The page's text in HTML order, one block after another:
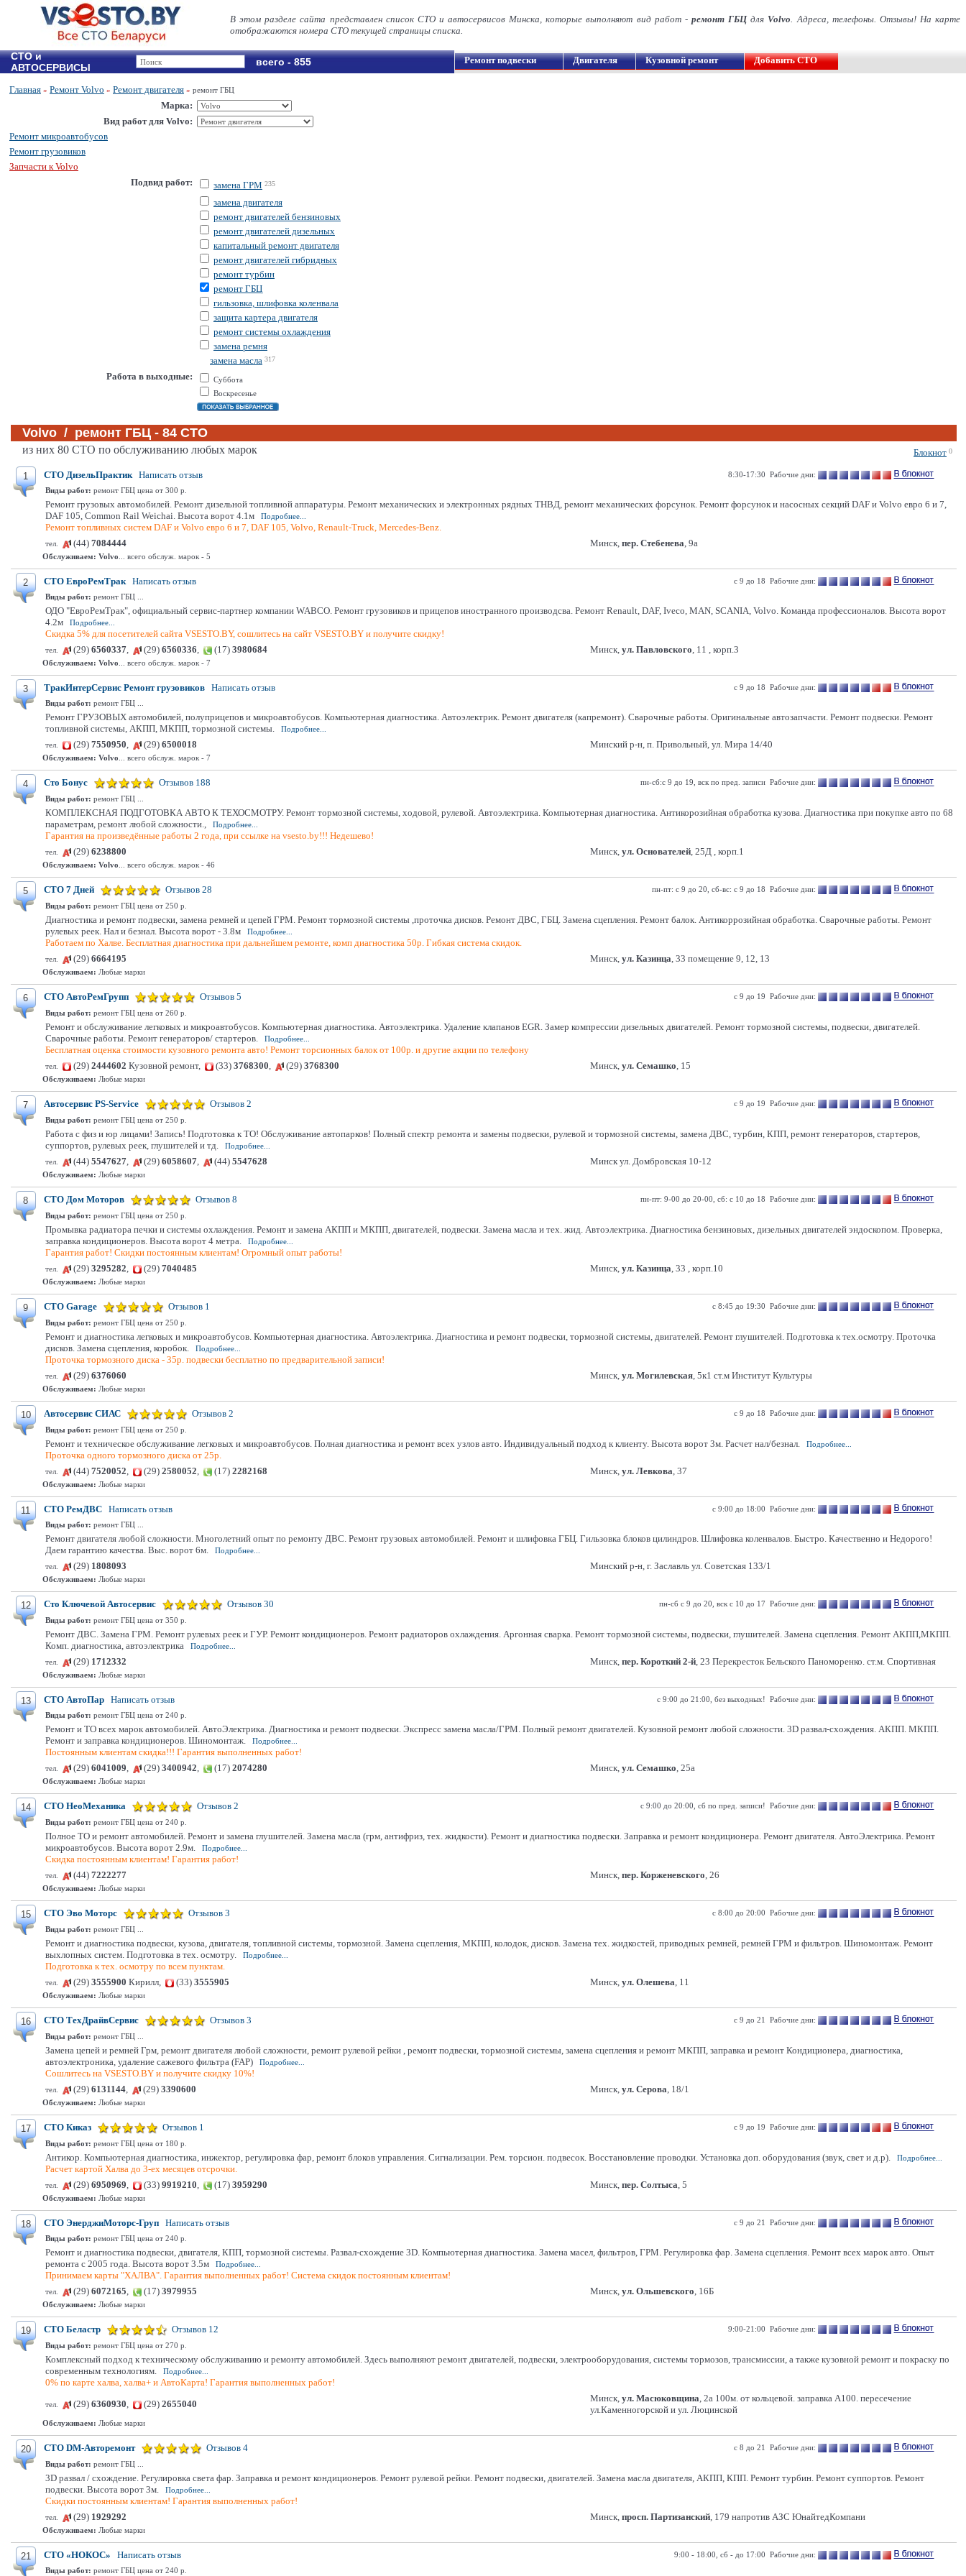
В этом разделе сайта представлен список СТО и автосервисов Минска, которые выполняют вид работ - ремонт ГБЦдля Volvo. Адреса, телефоны. Отзывы! На карте
отображаются номера СТО текущей страницы списка.
СТО и
АВТОСЕРВИСЫ
всего - 855 Ремонт подвески Двигателя Кузовной ремонт Добавить СТО
Главная » Ремонт Volvo » Ремонт двигателя » ремонт ГБЦ
Марка:
Вид работ для Volvo:
Ремонт микроавтобусов
Ремонт грузовиков
Запчасти к Volvo
Подвид работ:
замена ГРМ 235
замена двигателя
ремонт двигателей бензиновых
ремонт двигателей дизельных
капитальный ремонт двигателя
ремонт двигателей гибридных
ремонт турбин
ремонт ГБЦ
гильзовка, шлифовка коленвала
защита картера двигателя
ремонт системы охлаждения
замена ремня
замена масла 317
Работа в выходные:
Суббота
Воскресенье
Volvo / ремонт ГБЦ - 84 СТО
Блокнот 0
из них 80 СТО по обслуживанию любых марок
1 СТО ДизельПрактик Написать отзыв
8:30-17:30 Рабочие дни:
Виды работ: ремонт ГБЦ цена от 300 р.
Ремонт грузовых автомобилей. Ремонт дизельной топливной аппаратуры. Ремонт механических и электронных рядных ТНВД, ремонт механических форсунок. Ремонт форсунок и насосных секций DAF и Volvo евро 6 и 7,
DAF 105, Сommon Rail Weichai. Высота ворот 4.1м
Подробнее...
Ремонт топливных систем DAF и Volvo евро 6 и 7, DAF 105, Volvo, Renault-Truck, Mercedes-Benz.
тел. (44) 7084444 Минск, пер. Стебенева, 9а
Обслуживаем: Volvo ... всего обслуж. марок - 5
2 СТО ЕвроРемТрак Написать отзыв
с 9 до 18 Рабочие дни:
Виды работ: ремонт ГБЦ ...
ОДО "ЕвроРемТрак", официальный сервис-партнер компании WABCO. Ремонт грузовиков и прицепов иностранного производсва. Ремонт Renault, DAF, Iveco, MAN, SCANIA, Volvo. Команда профессионалов. Высота ворот
4.2м
Подробнее...
Скидка 5% для посетителей сайта VSESTO.BY, сошлитесь на сайт VSESTO.BY и получите скидку!
тел. (29) 6560337, (29) 6560336, (17) 3980684 Минск, ул. Павловского, 11 , корп.3
Обслуживаем: Volvo ... всего обслуж. марок - 7
3 ТракИнтерСервис Ремонт грузовиков Написать отзыв
с 9 до 18 Рабочие дни:
Виды работ: ремонт ГБЦ ...
Ремонт ГРУЗОВЫХ автомобилей, полуприцепов и микроавтобусов. Компьютерная диагностика. Автоэлектрик. Ремонт двигателя (капремонт). Сварочные работы. Оригинальные автозапчасти. Ремонт подвески. Ремонт
топливной системы, АКПП, МКПП, тормозной системы.
Подробнее...
тел.
(29) 7550950, (29) 6500018 Минский р-н, п. Привольный, ул. Мира 14/40
Обслуживаем: Volvo ... всего обслуж. марок - 7
4 Сто Бонус Отзывов 188
пн-сб:с 9 до 19, вск по пред. записи Рабочие дни:
Виды работ: ремонт ГБЦ ...
КОМПЛЕКСНАЯ ПОДГОТОВКА АВТО К ТЕХОСМОТРУ. Ремонт тормозной системы, ходовой, рулевой. Автоэлектрика. Компьютерная диагностика. Антикорозийная обработка кузова. Диагностика при покупке авто по 68
параметрам, ремонт любой сложности.,
Подробнее...
Гарантия на произведённые работы 2 года, при ссылке на vsesto.by!!! Недешево!
тел. (29) 6238800 Минск, ул. Основателей, 25Д , корп.1
Обслуживаем: Volvo ... всего обслуж. марок - 46
5 СТО 7 Дней Отзывов 28
пн-пт: с 9 до 20, сб-вс: с 9 до 18 Рабочие дни:
Виды работ: ремонт ГБЦ цена от 250 р.
Диагностика и ремонт подвески, замена ремней и цепей ГРМ. Ремонт тормозной системы ,проточка дисков. Ремонт ДВС, ГБЦ. Замена сцепления. Ремонт балок. Антикоррозийная обработка. Сварочные работы. Ремонт
рулевых реек. Нал и безнал. Высота ворот - 3.8м
Подробнее...
Работаем по Халве. Бесплатная диагностика при дальнейшем ремонте, комп диагностика 50р. Гибкая система скидок.
тел. (29) 6664195 Минск, ул. Казинца, 33 помещение 9, 12, 13
Обслуживаем: Любые марки
6 СТО АвтоРемГрупп Отзывов 5
с 9 до 19 Рабочие дни:
Виды работ: ремонт ГБЦ цена от 260 р.
Ремонт и обслуживание легковых и микроавтобусов. Компьютерная диагностика. Автоэлектрика. Удаление клапанов EGR. Замер компрессии дизельных двигателей. Ремонт тормозной системы, подвески, двигателей.
Сварочные работы. Ремонт генераторов/ стартеров.
Подробнее...
Бесплатная оценка стоимости кузовного ремонта авто! Ремонт торсионных балок от 100р. и другие акции по телефону
тел. (29) 2444602 Кузовной ремонт, (33) 3768300, (29) 3768300 Минск, ул. Семашко, 15
Обслуживаем: Любые марки
7 Автосервис PS-Service Отзывов 2
с 9 до 19 Рабочие дни:
Виды работ: ремонт ГБЦ цена от 250 р.
Работа с физ и юр лицами! Запись! Подготовка к ТО! Обслуживание автопарков! Полный спектр ремонта и замены подвески, рулевой и тормозной системы, замена ДВС, турбин, КПП, ремонт генераторов, стартеров,
суппортов, рулевых реек, глушителей и тд.
Подробнее...
тел.
(44) 5547627, (29) 6058607, (44) 5547628 Минск ул. Домбровская 10-12
Обслуживаем: Любые марки
8 СТО Дом Моторов Отзывов 8
пн-пт: 9-00 до 20-00, сб: с 10 до 18 Рабочие дни:
Виды работ: ремонт ГБЦ цена от 250 р.
Промывка радиатора печки и системы охлаждения. Ремонт и замена АКПП и МКПП, двигателей, подвески. Замена масла и тех. жид. Автоэлектрика. Диагностика бензиновых, дизельных двигателей эндоскопом. Проверка,
заправка кондиционеров. Высота ворот 4 метра.
Подробнее...
Гарантия работ! Скидки постоянным клиентам! Огромный опыт работы!
тел. (29) 3295282, (29) 7040485 Минск, ул. Казинца, 33 , корп.10
Обслуживаем: Любые марки
9 СТО Garage Отзывов 1
с 8:45 до 19:30 Рабочие дни:
Виды работ: ремонт ГБЦ цена от 250 р.
Ремонт и диагностика легковых и микроавтобусов. Компьютерная диагностика. Автоэлектрика. Диагностика и ремонт подвески, тормозной системы, двигателей. Ремонт глушителей. Подготовка к тех.осмотру. Проточка
дисков. Замена сцепления, коробок.
Подробнее...
Проточка тормозного диска - 35р. подвески бесплатно по предварительной записи!
тел. (29) 6376060 Минск, ул. Могилевская, 5к1 ст.м Институт Культуры
Обслуживаем: Любые марки
10 Автосервис СИАС Отзывов 2
с 9 до 18 Рабочие дни:
Виды работ: ремонт ГБЦ цена от 250 р.
Ремонт и техническое обслуживание легковых и микроавтобусов. Полная диагностика и ремонт всех узлов авто. Индивидуальный подход к клиенту. Высота ворот 3м. Расчет нал/безнал. Подробнее...
Проточка одного тормозного диска от 25р.
тел. (44) 7520052, (29) 2580052, (17) 2282168 Минск, ул. Левкова, 37
Обслуживаем: Любые марки
11 СТО РемДВС Написать отзыв
с 9:00 до 18:00 Рабочие дни:
Виды работ: ремонт ГБЦ ...
Ремонт двигателя любой сложности. Многолетний опыт по ремонту ДВС. Ремонт грузовых автомобилей. Ремонт и шлифовка ГБЦ. Гильзовка блоков цилиндров. Шлифовка коленвалов. Быстро. Качественно и Недорого!
Даем гарантию качества. Выс. ворот 6м.
Подробнее...
тел.
(29) 1808093 Минский р-н, г. Заславль ул. Советская 133/1
Обслуживаем: Любые марки
12 Сто Ключевой Автосервис Отзывов 30
пн-сб с 9 до 20, вск с 10 до 17 Рабочие дни:
Виды работ: ремонт ГБЦ цена от 350 р.
Ремонт ДВС. Замена ГРМ. Ремонт рулевых реек и ГУР. Ремонт кондиционеров. Ремонт радиаторов охлаждения. Аргонная сварка. Ремонт тормозной системы, подвески, глушителей. Замена сцепления. Ремонт АКПП,МКПП.
Комп. диагностика, автоэлектрика
Подробнее...
тел.
(29) 1712332 Минск, пер. Короткий 2-й, 23 Перекресток Бельского Паноморенко. ст.м. Спортивная
Обслуживаем: Любые марки
13 СТО АвтоПар Написать отзыв
с 9:00 до 21:00, без выходных! Рабочие дни:
Виды работ: ремонт ГБЦ цена от 240 р.
Ремонт и ТО всех марок автомобилей. АвтоЭлектрика. Диагностика и ремонт подвески. Экспресс замена масла/ГРМ. Полный ремонт двигателей. Кузовной ремонт любой сложности. 3D развал-схождения. АКПП. МКПП.
Ремонт и заправка кондиционеров. Шиномонтаж.
Подробнее...
Постоянным клиентам скидка!!! Гарантия выполненных работ!
тел. (29) 6041009, (29) 3400942, (17) 2074280 Минск, ул. Семашко, 25а
Обслуживаем: Любые марки
14 СТО НеоМеханика Отзывов 2
с 9:00 до 20:00, сб по пред. записи! Рабочие дни:
Виды работ: ремонт ГБЦ цена от 240 р.
Полное ТО и ремонт автомобилей. Ремонт и замена глушителей. Замена масла (грм, антифриз, тех. жидкости). Ремонт и диагностика подвески. Заправка и ремонт кондиционера. Ремонт двигателя. АвтоЭлектрика. Ремонт
микроавтобусов. Высота ворот 2.9м.
Подробнее...
Скидка постоянным клиентам! Гарантия работ!
тел. (44) 7222277 Минск, пер. Корженевского, 26
Обслуживаем: Любые марки
15 СТО Эво Моторс Отзывов 3
с 8:00 до 20:00 Рабочие дни:
Виды работ: ремонт ГБЦ ...
Ремонт и диагностика подвески, кузова, двигателя, топливной системы, тормозной. Замена сцепления, МКПП, колодок, дисков. Замена тех. жидкостей, приводных ремней, ремней ГРМ и фильтров. Шиномонтаж. Ремонт
выхлопных систем. Подготовка в тех. осмотру.
Подробнее...
Подготовка к тех. осмотру по всем пунктам.
тел. (29) 3555900 Кирилл, (33) 3555905 Минск, ул. Олешева, 11
Обслуживаем: Любые марки
16 СТО ТехДрайвСервис Отзывов 3
с 9 до 21 Рабочие дни:
Виды работ: ремонт ГБЦ ...
Замена цепей и ремней Грм, ремонт двигателя любой сложности, ремонт рулевой рейки , ремонт подвески, тормозной системы, замена сцепления и ремонт МКПП, заправка и ремонт Кондиционера, диагностика,
автоэлектроника, удаление сажевого фильтра (FAP)
Подробнее...
Сошлитесь на VSESTO.BY и получите скидку 10%!
тел. (29) 6131144, (29) 3390600 Минск, ул. Серова, 18/1
Обслуживаем: Любые марки
17 СТО Киказ Отзывов 1
с 9 до 19 Рабочие дни:
Виды работ: ремонт ГБЦ цена от 180 р.
Антикор. Компьютерная диагностика, инжектор, регулировка фар, ремонт блоков управления. Сигнализации. Рем. торсион. подвесок. Восстановление проводки. Установка доп. оборудования (звук, свет и д.р). Подробнее...
Расчет картой Халва до 3-ех месяцев отсрочки.
тел. (29) 6950969, (33) 9919210, (17) 3959290 Минск, пер. Солтыса, 5
Обслуживаем: Любые марки
18 СТО ЭнерджиМоторс-Груп Написать отзыв
с 9 до 21 Рабочие дни:
Виды работ: ремонт ГБЦ цена от 240 р.
Ремонт и диагностика подвески, двигателя, КПП, тормозной системы. Развал-схождение 3D. Компьютерная диагностика. Замена масел, фильтров, ГРМ. Регулировка фар. Замена сцепления. Ремонт всех марок авто. Опыт
ремонта с 2005 года. Высота ворот 3.5м
Подробнее...
Принимаем карты "ХАЛВА". Гарантия выполненных работ! Система скидок постоянным клиентам!
тел. (29) 6072165, (17) 3979955 Минск, ул. Ольшевского, 16Б
Обслуживаем: Любые марки
19 СТО Беластр Отзывов 12
9:00-21:00 Рабочие дни:
Виды работ: ремонт ГБЦ цена от 270 р.
Комплексный подход к техническому обслуживанию и ремонту автомобилей. Здесь выполняют ремонт двигателей, подвески, электрооборудования, системы тормозов, трансмиссии, а также кузовной ремонт и покраску по
современным технологиям.
Подробнее...
0% по карте халва, халва+ и АвтоКарта! Гарантия выполненных работ!
тел. (29) 6360930, (29) 2655040
Минск, ул. Масюковщина, 2а 100м. от кольцевой. заправка А100. пересечение
ул.Каменногорской и ул. Люцинской
Обслуживаем: Любые марки
20 СТО DM-Авторемонт Отзывов 4
с 8 до 21 Рабочие дни:
Виды работ: ремонт ГБЦ ...
3D развал / схождение. Регулировка света фар. Заправка и ремонт кондиционеров. Ремонт рулевой рейки. Ремонт подвески, двигателей. Замена масла двигателя, АКПП, КПП. Ремонт турбин. Ремонт суппортов. Ремонт
подвески. Высота ворот 3м.
Подробнее...
Скидки постоянным клиентам! Гарантия выполненных работ!
тел. (29) 1929292 Минск, просп. Партизанский, 179 напротив АЗС ЮнайтедКомпани
Обслуживаем: Любые марки
21 СТО «НОКОС» Написать отзыв
9:00 - 18:00, сб - до 17:00 Рабочие дни:
Виды работ: ремонт ГБЦ цена от 240 р.